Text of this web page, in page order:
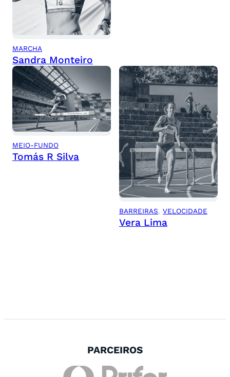
MARCHA
Sandra Monteiro
MEIO-FUNDO
Tomás R Silva
BARREIRAS, VELOCIDADE
Vera Lima
PARCEIROS